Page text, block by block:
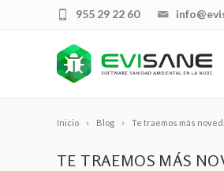
955 29 22 60
Inicio Blog Te traemos más
TE TRAEMOS MÁS